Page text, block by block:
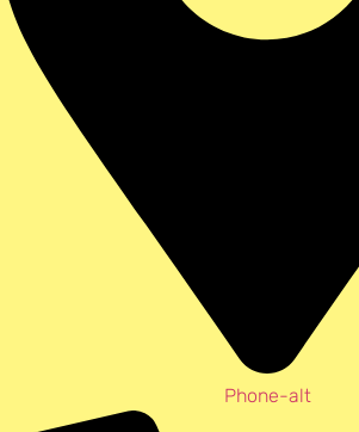
Phone-alt